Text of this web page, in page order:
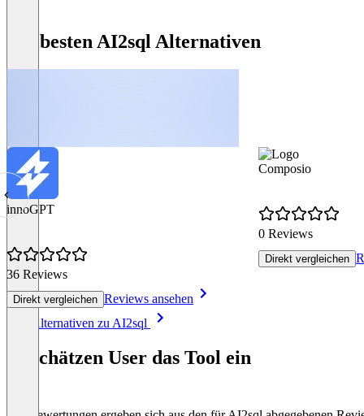
Die besten AI2sql Alternativen
innoGPT
36 Reviews
Direkt vergleichen Reviews ansehen
Composio
0 Reviews
Direkt vergleichen
Alle Alternativen zu AI2sql
So schätzen User das Tool ein